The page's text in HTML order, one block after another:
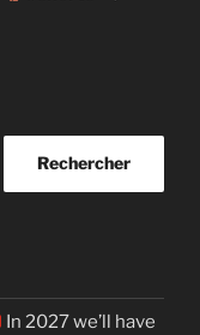
Rechercher
In 2027 we’ll have